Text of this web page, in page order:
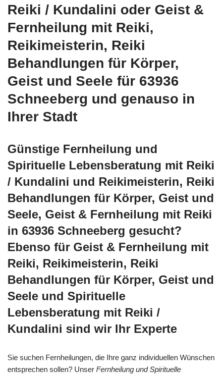
Reiki / Kundalini oder Geist &
Fernheilung mit Reiki,
Reikimeisterin, Reiki
Behandlungen für Körper,
Geist und Seele für 63936
Schneeberg und genauso in
Ihrer Stadt
Günstige Fernheilung und
Spirituelle Lebensberatung mit Reiki
/ Kundalini und Reikimeisterin, Reiki
Behandlungen für Körper, Geist und
Seele, Geist & Fernheilung mit Reiki
in 63936 Schneeberg gesucht?
Ebenso für Geist & Fernheilung mit
Reiki, Reikimeisterin, Reiki
Behandlungen für Körper, Geist und
Seele und Spirituelle
Lebensberatung mit Reiki /
Kundalini sind wir Ihr Experte
Sie suchen Fernheilungen, die Ihre ganz individuellen Wünschen
entsprechen sollen? Unser Fernheilung und Spirituelle